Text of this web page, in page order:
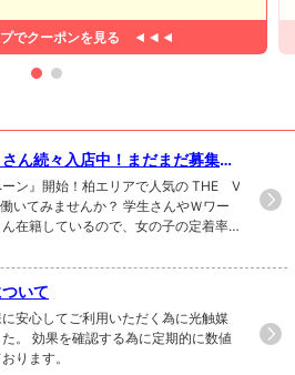
でクーポンを見る
ん続々入店中！まだまだ募集
ーン』開始！柏エリアで人気の THE V
いてみませんか？ 学生さんやＷワー
在籍しているので、女の子の定着率
ます！未経験の方やブランクのある方
籍を検討中の方 どんな女の子でも、
Veloursでは、頑張る方にはどんど
を当店が完全サポートします！
いて
安心してご利用いただく為に光触媒
。 効果を確認する為に定期的に数値
ります。